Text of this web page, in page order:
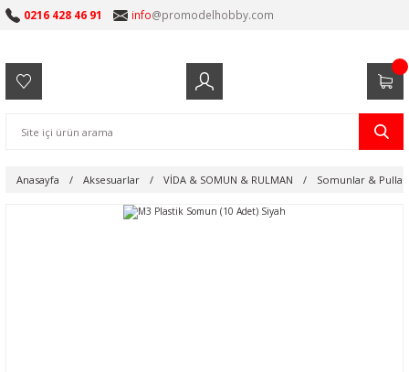
0216 428 46 91 info@promodelhobby.com
Anasayfa Aksesuarlar VİDA & SOMUN & RULMAN Somunlar & Pullar